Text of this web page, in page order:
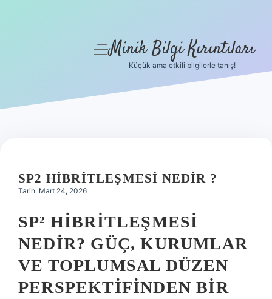
Hakkımızda
menüyü
Minik Bilgi Kırıntıları
Küçük ama etkili bilgilerle tanış!
SP2 HIBRITLEŞMESI NEDIR ?
Tarih: Mart 24, 2026
SP² HIBRITLEŞMESI
NEDIR? GÜÇ, KURUMLAR
VE TOPLUMSAL DÜZEN
PERSPEKTIFINDEN BIR